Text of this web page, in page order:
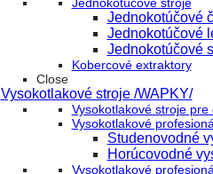
Jednokotúčové
Jednokotúčové
Jednokotúčové
Kobercové extraktory
Close
Vysokotlakové stroje /WAPKY/
Vysokotlakové stroje
Vysokotlakové
Studenovodné
Horúcovodné
Vysokotlakové